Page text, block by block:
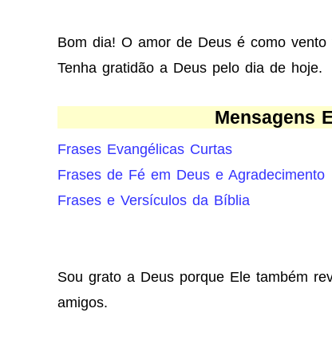
Bom dia! O amor de Deus é como
Tenha gratidão a Deus pelo dia de hoje.
Mensagens
Frases Evangélicas Curtas
Frases de Fé em Deus e Agradecimento
Frases e Versículos da Bíblia
Sou grato a Deus porque Ele também
amigos.